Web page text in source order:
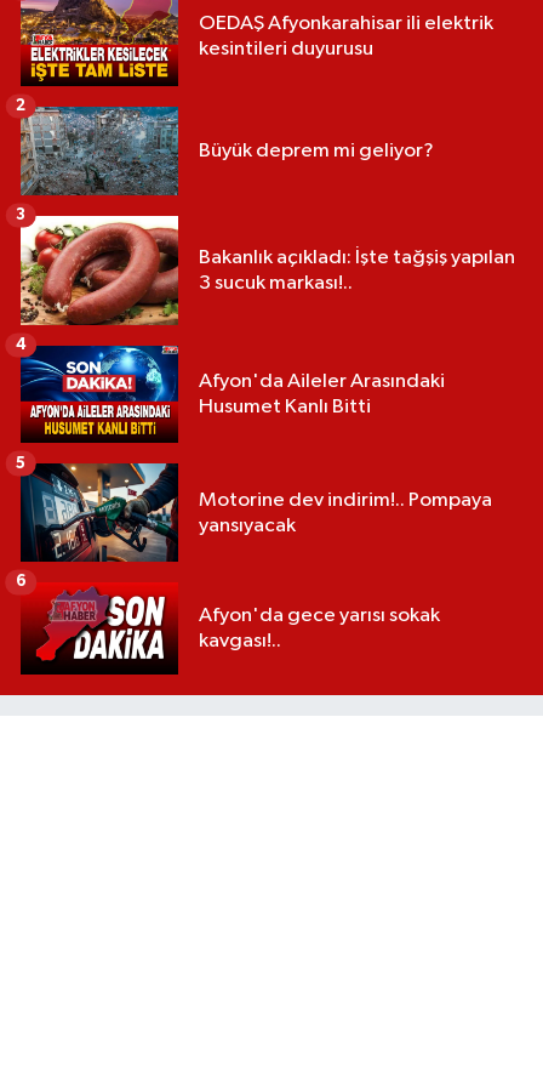
OEDAŞ Afyonkarahisar ili elektrik
kesintileri duyurusu
Büyük deprem mi geliyor?
2
Bakanlık açıkladı: İşte tağşiş yapılan
3 sucuk markası!..
3
Afyon'da Aileler Arasındaki
Husumet Kanlı Bitti
4
Motorine dev indirim!.. Pompaya
yansıyacak
5
Afyon'da gece yarısı sokak
kavgası!..
6